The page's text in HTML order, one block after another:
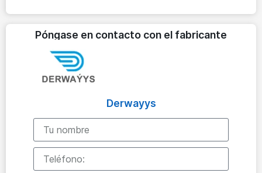
Póngase en contacto con el fabricante
Derwayys